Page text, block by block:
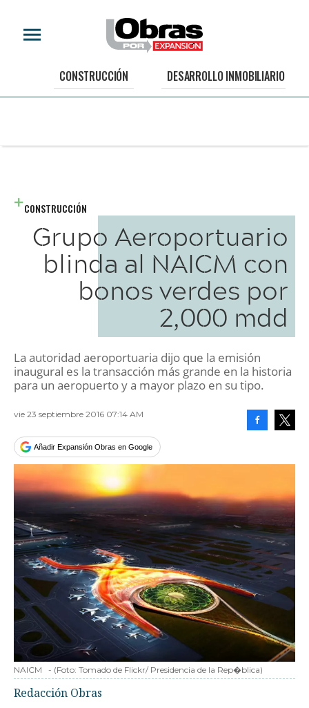
CONSTRUCCIÓN DESARROLLO INMOBILIARIO
CONSTRUCCIÓN
Grupo Aeroportuario
blinda al NAICM con
bonos verdes por
2,000 mdd
La autoridad aeroportuaria dijo que la emisión
inaugural es la transacción más grande en la historia
para un aeropuerto y a mayor plazo en su tipo.
vie 23 septiembre 2016 07:14 AM
Añadir Expansión Obras en Google
NAICM - (Foto: Tomado de Flickr/ Presidencia de la Rep�blica)
Redacción Obras